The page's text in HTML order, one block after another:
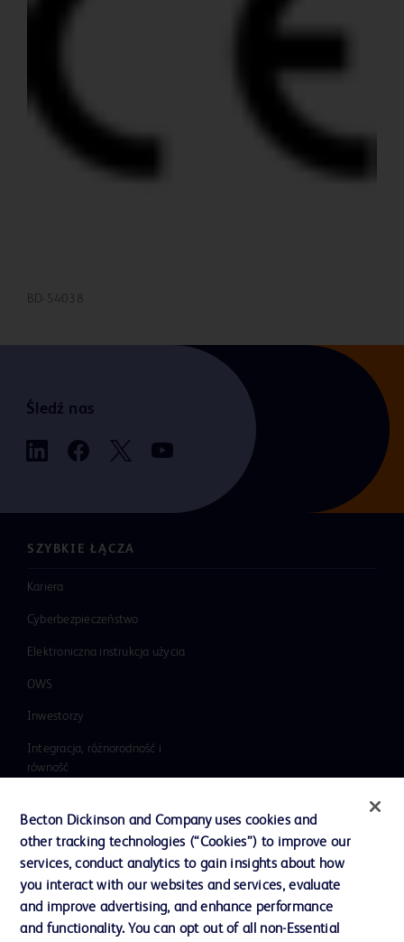
BD-54038
Śledź nas
SZYBKIE ŁĄCZA
Kariera
Cyberbezpieczeństwo
Elektroniczna instrukcja użycia
OWS
Inwestorzy
Integracja, różnorodność i
równość
Nasza firma
Etyka i zgodność z przepisami
Dział wsparcia
Becton Dickinson and Company uses cookies and
other tracking technologies (“Cookies”) to improve our
services, conduct analytics to gain insights about how
you interact with our websites and services, evaluate
and improve advertising, and enhance performance
and functionality. You can opt out of all non-Essential